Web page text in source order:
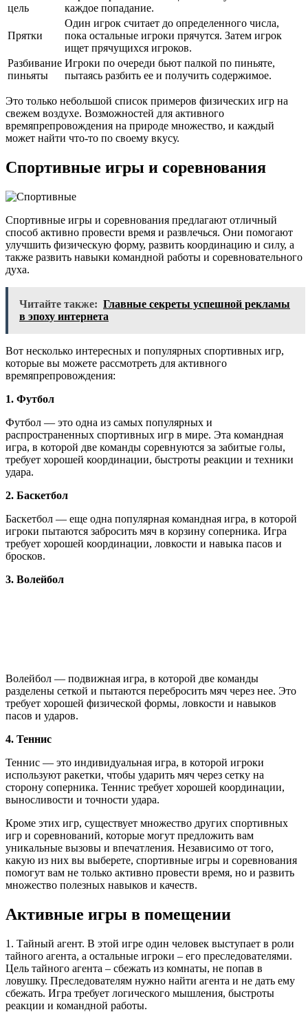
цель
каждое попадание.
Прятки
Один игрок считает до определенного числа,
пока остальные игроки прячутся. Затем игрок
ищет прячущихся игроков.
Разбивание
пиньяты
Игроки по очереди бьют палкой по пиньяте,
пытаясь разбить ее и получить содержимое.
Это только небольшой список примеров физических игр на
свежем воздухе. Возможностей для активного
времяпрепровождения на природе множество, и каждый
может найти что-то по своему вкусу.
Спортивные игры и соревнования
Спортивные игры и соревнования предлагают отличный
способ активно провести время и развлечься. Они помогают
улучшить физическую форму, развить координацию и силу, а
также развить навыки командной работы и соревновательного
духа.
Читайте также: Главные секреты успешной рекламы
в эпоху интернета
Вот несколько интересных и популярных спортивных игр,
которые вы можете рассмотреть для активного
времяпрепровождения:
1. Футбол
Футбол — это одна из самых популярных и
распространенных спортивных игр в мире. Эта командная
игра, в которой две команды соревнуются за забитые голы,
требует хорошей координации, быстроты реакции и техники
удара.
2. Баскетбол
Баскетбол — еще одна популярная командная игра, в которой
игроки пытаются забросить мяч в корзину соперника. Игра
требует хорошей координации, ловкости и навыка пасов и
бросков.
3. Волейбол
Волейбол — подвижная игра, в которой две команды
разделены сеткой и пытаются перебросить мяч через нее. Это
требует хорошей физической формы, ловкости и навыков
пасов и ударов.
4. Теннис
Теннис — это индивидуальная игра, в которой игроки
используют ракетки, чтобы ударить мяч через сетку на
сторону соперника. Теннис требует хорошей координации,
выносливости и точности удара.
Кроме этих игр, существует множество других спортивных
игр и соревнований, которые могут предложить вам
уникальные вызовы и впечатления. Независимо от того,
какую из них вы выберете, спортивные игры и соревнования
помогут вам не только активно провести время, но и развить
множество полезных навыков и качеств.
Активные игры в помещении
1. Тайный агент. В этой игре один человек выступает в роли
тайного агента, а остальные игроки – его преследователями.
Цель тайного агента – сбежать из комнаты, не попав в
ловушку. Преследователям нужно найти агента и не дать ему
сбежать. Игра требует логического мышления, быстроты
реакции и командной работы.